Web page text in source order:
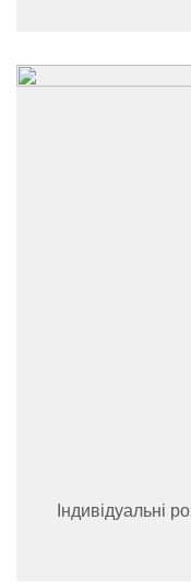
Індивідуальні